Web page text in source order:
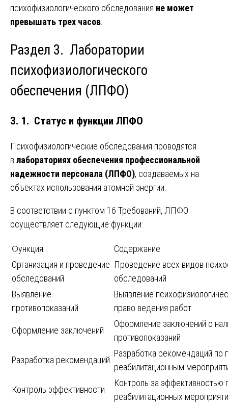
психофизиологического обследования не может
превышать трех часов
Раздел 3. Лаборатории
психофизиологического
обеспечения (ЛПФО)
3. 1. Статус и функции ЛПФО
Психофизиологические обследования проводятся
в лабораториях обеспечения профессиональной
надежности персонала (ЛПФО), создаваемых на
объектах использования атомной энергии.
В соответствии с пунктом 16 Требований, ЛПФО
осуществляет следующие функции:
Функция
Содержание
Организация и проведение
обследований
Проведение всех видов
обследований
Выявление
противопоказаний
Выявление
право ведения работ
Оформление заключений
Оформление заключений о
противопоказаний
Разработка рекомендаций
Разработка рекомендаций по
реабилитационным
Контроль эффективности
Контроль за эффективностью
реабилитационных